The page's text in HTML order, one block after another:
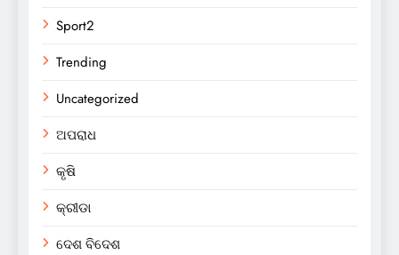
Sport2
Trending
Uncategorized
ଅପରାଧ
କୃଷି
କ୍ରୀଡା
ଦେଶ ବିଦେଶ